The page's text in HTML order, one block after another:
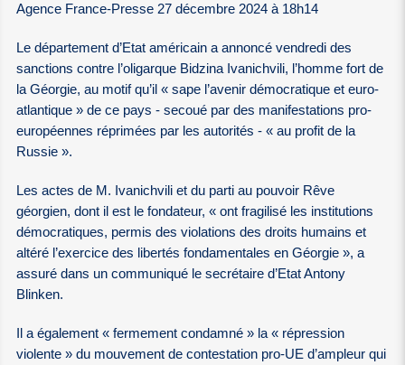
Agence France-Presse 27 décembre 2024 à 18h14
Le département d’Etat américain a annoncé vendredi des
sanctions contre l’oligarque Bidzina Ivanichvili, l’homme fort de
la Géorgie, au motif qu’il « sape l’avenir démocratique et euro-
atlantique » de ce pays - secoué par des manifestations pro-
européennes réprimées par les autorités - « au profit de la
Russie ».
Les actes de M. Ivanichvili et du parti au pouvoir Rêve
géorgien, dont il est le fondateur, « ont fragilisé les institutions
démocratiques, permis des violations des droits humains et
altéré l’exercice des libertés fondamentales en Géorgie », a
assuré dans un communiqué le secrétaire d’Etat Antony
Blinken.
Il a également « fermement condamné » la « répression
violente » du mouvement de contestation pro-UE d’ampleur qui